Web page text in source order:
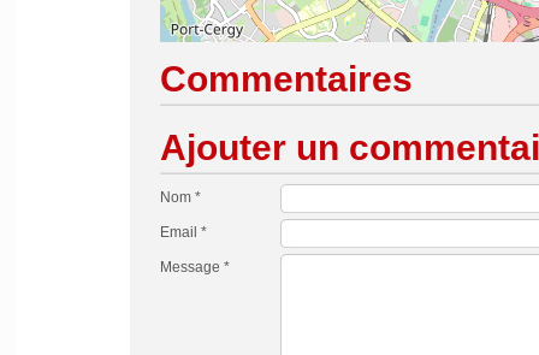
Commentaires
Ajouter un
Nom *
Email *
Message *